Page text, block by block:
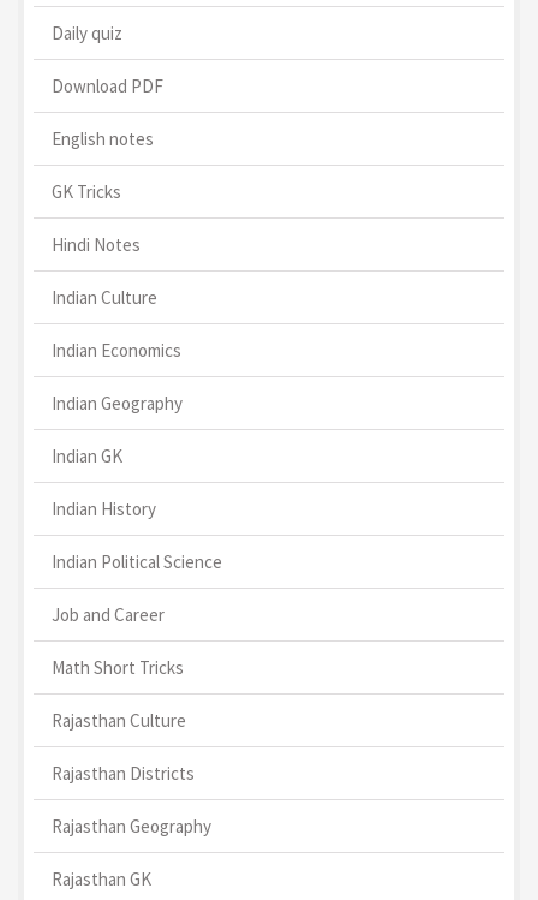
Daily quiz
Download PDF
English notes
GK Tricks
Hindi Notes
Indian Culture
Indian Economics
Indian Geography
Indian GK
Indian History
Indian Political Science
Job and Career
Math Short Tricks
Rajasthan Culture
Rajasthan Districts
Rajasthan Geography
Rajasthan GK